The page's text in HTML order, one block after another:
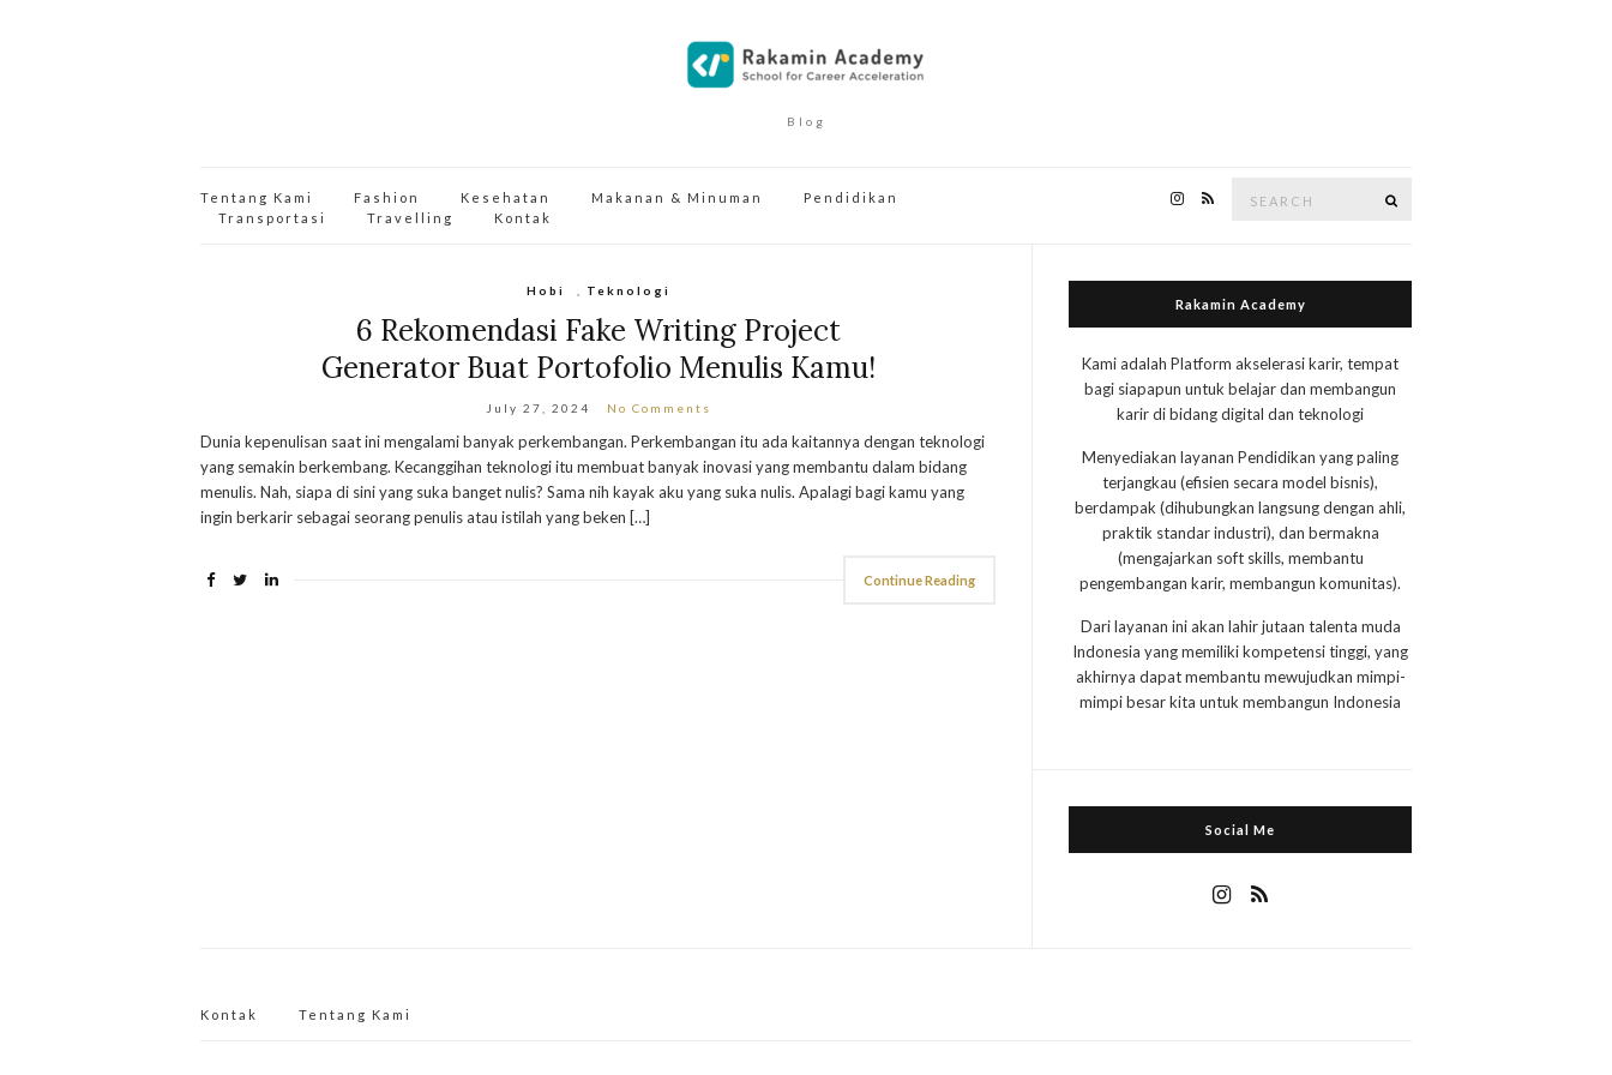
Blog
Tentang Kami Fashion Kesehatan Makanan & Minuman
Pendidikan
Transportasi
Travelling Kontak
Hobi Teknologi
6 Rekomendasi Fake Writing Project
Generator Buat Portofolio Menulis Kamu!
July 27, 2024 No Comments
Dunia kepenulisan saat ini mengalami banyak perkembangan. Perkembangan itu ada kaitannya dengan teknologi
yang semakin berkembang. Kecanggihan teknologi itu membuat banyak inovasi yang membantu dalam bidang
menulis. Nah, siapa di sini yang suka banget nulis? Sama nih kayak aku yang suka nulis. Apalagi bagi kamu yang
ingin berkarir sebagai seorang penulis atau istilah yang beken […]
Continue Reading
Rakamin Academy
Kami adalah Platform akselerasi karir, tempat
bagi siapapun untuk belajar dan membangun
karir di bidang digital dan teknologi
Menyediakan layanan Pendidikan yang paling
terjangkau (efisien secara model bisnis),
berdampak (dihubungkan langsung dengan ahli,
praktik standar industri), dan bermakna
(mengajarkan soft skills, membantu
pengembangan karir, membangun komunitas).
Dari layanan ini akan lahir jutaan talenta muda
Indonesia yang memiliki kompetensi tinggi, yang
akhirnya dapat membantu mewujudkan mimpi-
mimpi besar kita untuk membangun Indonesia
Social Me
Kontak Tentang Kami